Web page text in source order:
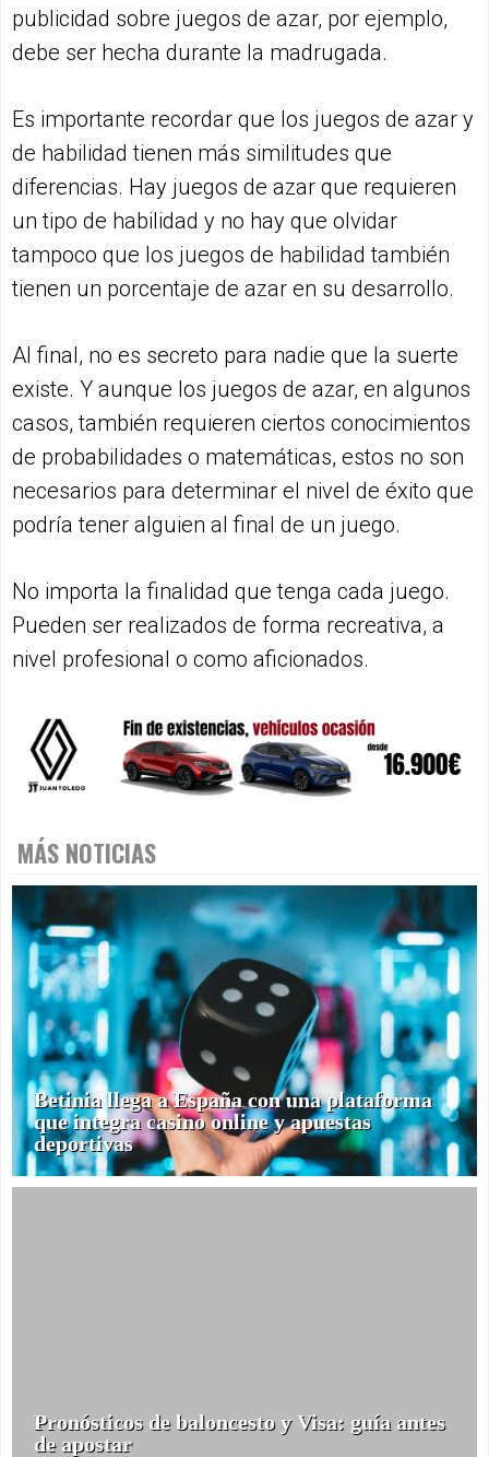
publicidad sobre juegos de azar, por ejemplo,
debe ser hecha durante la madrugada.
Es importante recordar que los juegos de azar y
de habilidad tienen más similitudes que
diferencias. Hay juegos de azar que requieren
un tipo de habilidad y no hay que olvidar
tampoco que los juegos de habilidad también
tienen un porcentaje de azar en su desarrollo.
Al final, no es secreto para nadie que la suerte
existe. Y aunque los juegos de azar, en algunos
casos, también requieren ciertos conocimientos
de probabilidades o matemáticas, estos no son
necesarios para determinar el nivel de éxito que
podría tener alguien al final de un juego.
No importa la finalidad que tenga cada juego.
Pueden ser realizados de forma recreativa, a
nivel profesional o como aficionados.
MÁS NOTICIAS
Betinia llega a España con una plataforma
que integra casino online y apuestas
deportivas
Pronósticos de baloncesto y Visa: guía antes
de apostar